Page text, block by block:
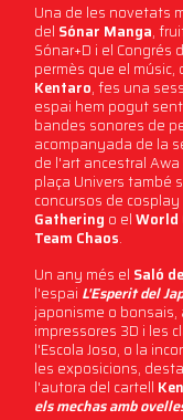
Una de les novetats
del Sónar Manga,
Sónar+D i el Congrés
permès que el
Kentaro, fes una
espai hem pogut
bandes sonores de
acompanyada de la
de l'art ancestral Awa
plaça Univers també
concursos de
Gathering o elWorld
Team Chaos.
Un any més el Saló
l'espai L'Esperit del
japonisme o
impressores 3D i les
l'Escola Joso, o la
les exposicions,
l'autora del cartell
els mechas amb